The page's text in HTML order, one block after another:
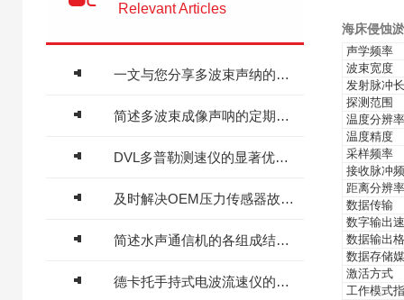
Relevant Articles
一文与您分享多波束声纳的正确操作步骤
简述多波束成像声呐的定期维护保养方法
DVL多普勒测速仪的显著优点及其在水下导航领域的应用价值
及时解决OEM压力传感器故障是保障系统可靠运行的关键
简述水声通信机的各组成结构作用
德卡托手持式电波流速仪的电磁损耗形式分享
海床侵蚀
声学频率
波束宽度
发射脉冲
探测范围
温度分辨率
温度精度
采样频率
接收脉冲
距离分辨率
数据传输
数字输
数据输出
数据存储
激活方式
工作模式